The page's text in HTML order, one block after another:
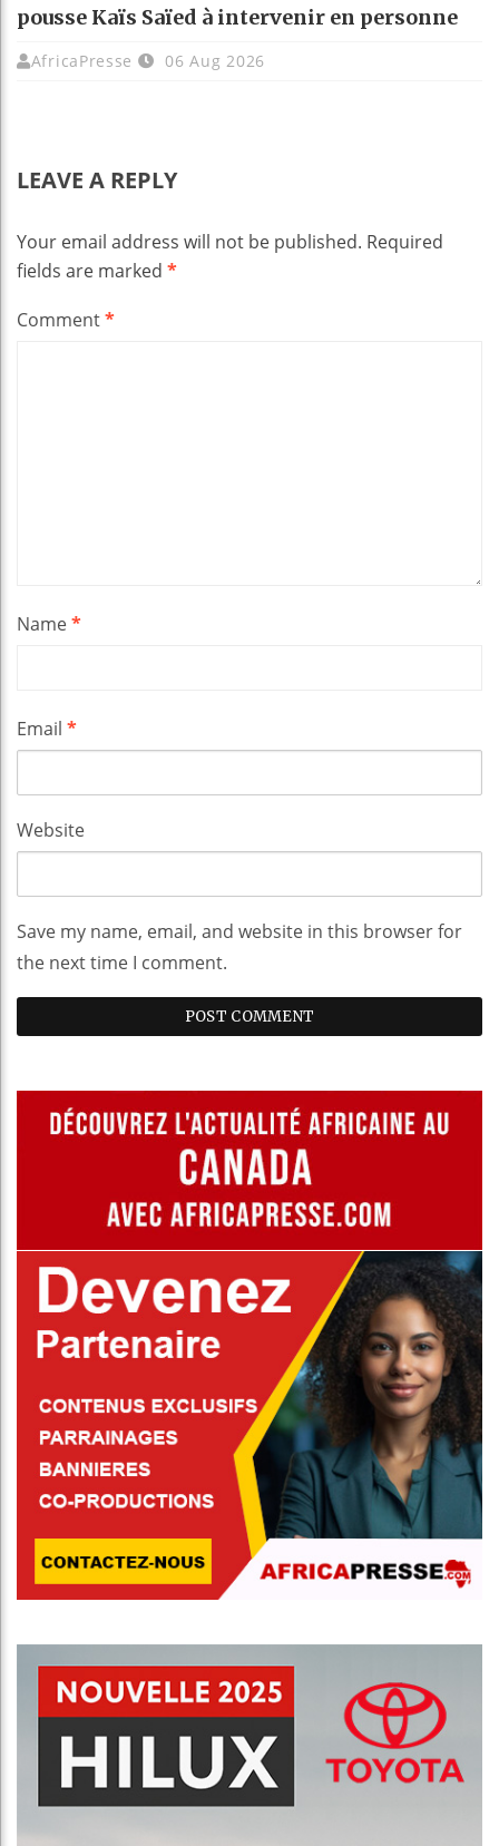
pousse Kaïs Saïed à intervenir en personne
AfricaPresse 06 Aug 2026
LEAVE A REPLY
Your email address will not be published. Required
fields are marked *
Comment*
Name*
Email *
Website
Save my name, email, and website in this browser for
the next time I comment.